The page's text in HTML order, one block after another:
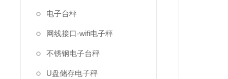
电子台秤
网线接口-wifi电子秤
不锈钢电子台秤
U盘储存电子秤